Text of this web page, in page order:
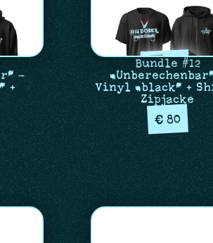
–
+
Bundle #12
Vinyl „black“ +
Zipjacke
€ 80